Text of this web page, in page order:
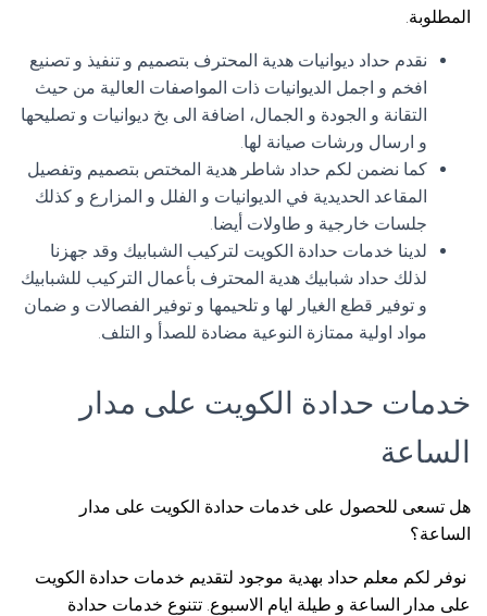
المطلوبة.
نقدم حداد ديوانيات هدية المحترف بتصميم و تنفيذ و تصنيع
افخم و اجمل الديوانيات ذات المواصفات العالية من حيث
التقانة و الجودة و الجمال، اضافة الى بخ ديوانيات و تصليحها
و ارسال ورشات صيانة لها.
كما نضمن لكم حداد شاطر هدية المختص بتصميم وتفصيل
المقاعد الحديدية في الديوانيات و الفلل و المزارع و كذلك
جلسات خارجية و طاولات أيضا.
لدينا خدمات حدادة الكويت لتركيب الشبابيك وقد جهزنا
لذلك حداد شبابيك هدية المحترف بأعمال التركيب للشبابيك
و توفير قطع الغيار لها و تلحيمها و توفير الفصالات و ضمان
مواد اولية ممتازة النوعية مضادة للصدأ و التلف.
خدمات حدادة الكويت على مدار
الساعة
هل تسعى للحصول على خدمات حدادة الكويت على مدار
الساعة؟
نوفر لكم معلم حداد بهدية موجود لتقديم خدمات حدادة الكويت
على مدار الساعة و طيلة ايام الاسبوع. تتنوع خدمات حدادة